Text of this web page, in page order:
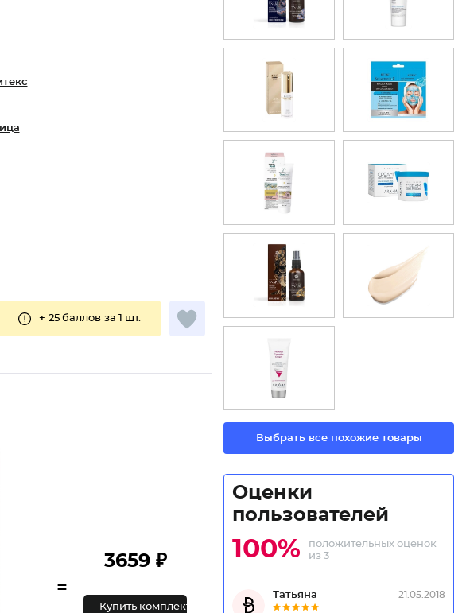
+ 25 баллов за 1 шт.
=
3659 ₽
Купить комплект
Выбрать все похожие товары
Оценки
пользователей
100%
положительных оценок
из 3
Татьяна 21.05.2018